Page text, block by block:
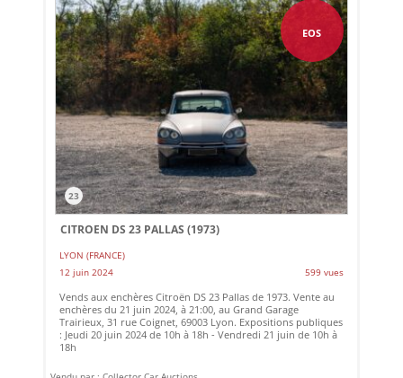
EOS
23
CITROEN DS 23 PALLAS (1973)
LYON (FRANCE)
12 juin 2024
599 vues
Vends aux enchères Citroën DS 23 Pallas de 1973. Vente au
enchères du 21 juin 2024, à 21:00, au Grand Garage
Trairieux, 31 rue Coignet, 69003 Lyon. Expositions publiques
: Jeudi 20 juin 2024 de 10h à 18h - Vendredi 21 juin de 10h à
18h